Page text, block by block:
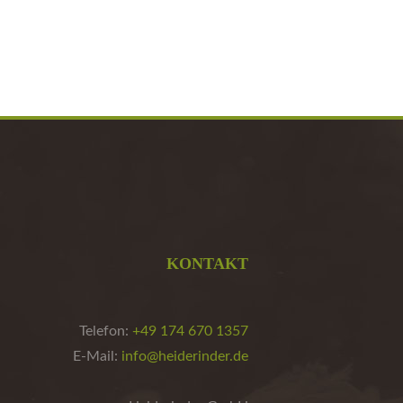
KONTAKT
Telefon: +49 174 670 1357
E-Mail: info@heiderinder.de